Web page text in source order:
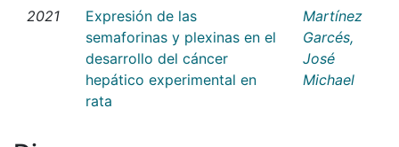
2021
Expresión de las
semaforinas y plexinas en el
desarrollo del cáncer
hepático experimental en
rata
Martínez
Garcés,
José
Michael